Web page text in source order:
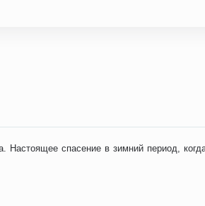
Настоящее спасение в зимний период,